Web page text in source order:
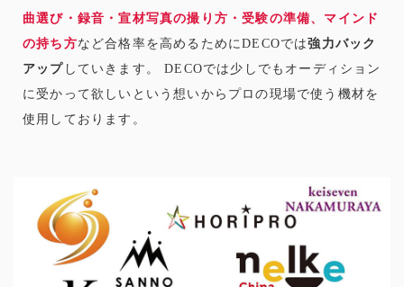
曲選び・録音・宣材写真の撮り方・受験の準備、マインド
の持ち方など合格率を高めるためにDECOでは強力バック
アップ していきます。 DECOでは少しでもオーディション
に受かって欲しいという想いからプロの現場で使う機材を
使用しております。